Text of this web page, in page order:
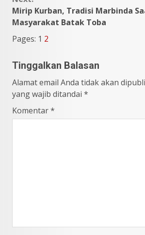
Mirip Kurban, Tradisi Marbinda
Masyarakat Batak Toba
Pages: 1 2
Tinggalkan Balasan
Alamat email Anda tidak akan
yang wajib ditandai *
Komentar*